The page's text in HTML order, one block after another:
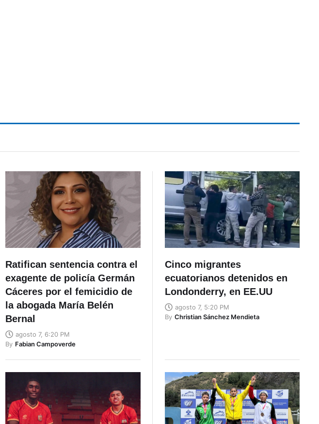
Ratifican sentencia contra el
exagente de policía Germán
Cáceres por el femicidio de
la abogada María Belén
Bernal
agosto 7, 6:20 PM
By Fabian Campoverde
Cinco migrantes
ecuatorianos detenidos en
Londonderry, en EE.UU
agosto 7, 5:20 PM
By Christian Sánchez Mendieta